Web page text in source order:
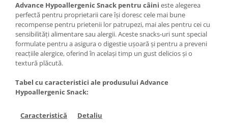
Advance Hypoallergenic Snack pentru câini este alegerea
perfectă pentru proprietarii care își doresc cele mai bune
recompense pentru prietenii lor patrupezi, mai ales pentru cei cu
sensibilități alimentare sau alergii. Aceste snacks-uri sunt special
formulate pentru a asigura o digestie ușoară și pentru a preveni
reacțiile alergice, oferind în același timp un gust delicios și o
textură plăcută.
Tabel cu caracteristici ale produsului Advance
Hypoallergenic Snack:
Caracteristică
Detaliu